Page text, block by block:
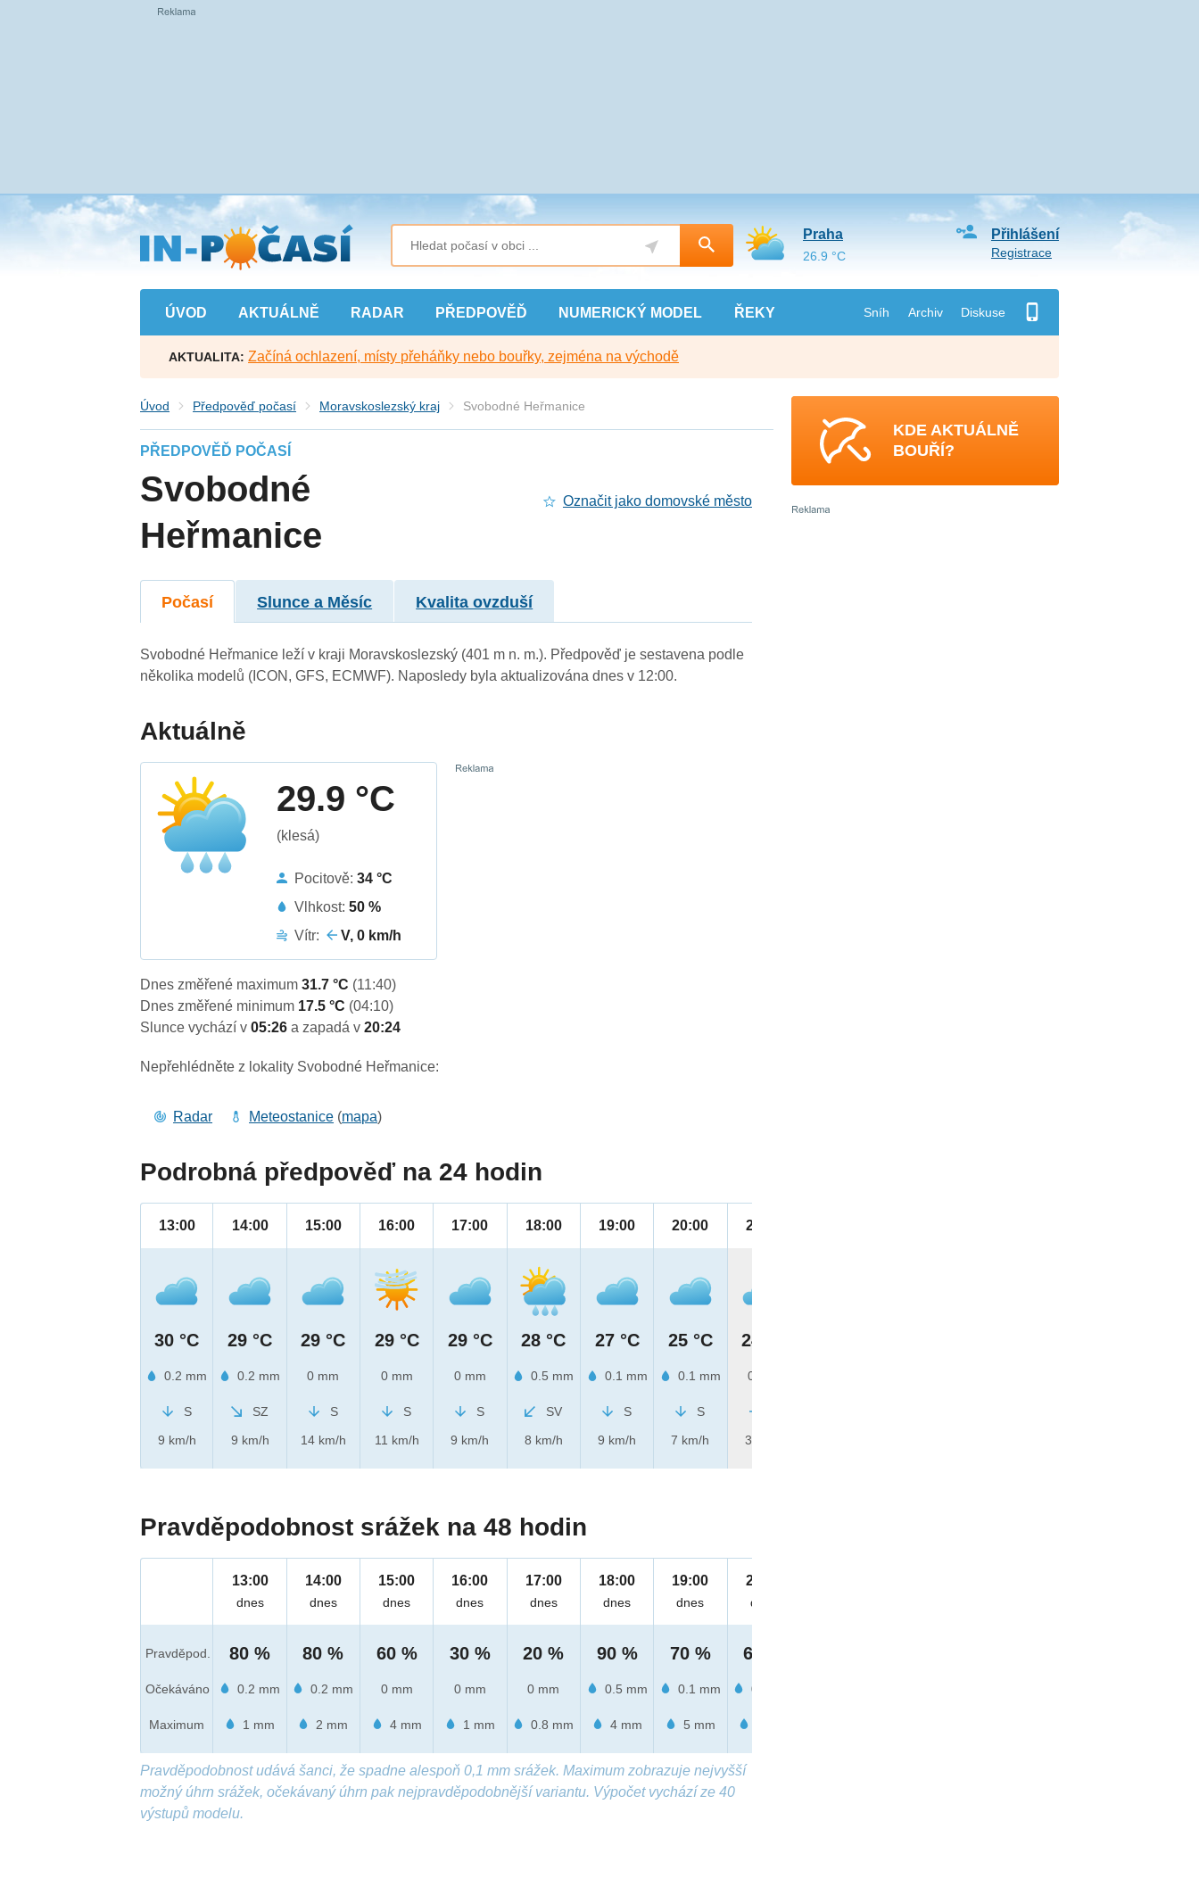
Přejít
na
hlavní
obsah
ÚVOD AKTUÁLNĚ RADAR PŘEDPOVĚĎ NUMERICKÝ MODEL ŘEKY Sníh Archiv Diskuse
Přihlášení
Registrace
Praha
26.9 °C
AKTUALITA: Začíná ochlazení, místy přeháňky nebo bouřky, zejména na východě
Úvod Předpověď počasí Moravskoslezský kraj Svobodné Heřmanice
PŘEDPOVĚĎ POČASÍ
Svobodné
Heřmanice
Označit jako domovské město
Počasí Slunce a Měsíc Kvalita ovzduší
Svobodné Heřmanice leží v kraji Moravskoslezský (401 m n. m.). Předpověď je sestavena podle
několika modelů (ICON, GFS, ECMWF). Naposledy byla aktualizována dnes v 12:00.
Aktuálně
29.9 °C
(klesá)
Pocitově:34 °C
Vlhkost:50 %
Vítr:
V, 0 km/h
Dnes změřené maximum31.7 °C (11:40)
Dnes změřené minimum 17.5 °C (04:10)
Slunce vychází v05:26a zapadá v20:24
Nepřehlédněte z lokality Svobodné Heřmanice:
Radar Meteostanice (mapa)
Podrobná předpověď na 24 hodin
13:00
30 °C
0.2 mm
S
9 km/h
14:00
29 °C
0.2 mm
SZ
9 km/h
15:00
29 °C
0 mm
S
14 km/h
16:00
29 °C
0 mm
S
11 km/h
17:00
29 °C
0 mm
S
9 km/h
18:00
28 °C
0.5 mm
SV
8 km/h
19:00
27 °C
0.1 mm
S
9 km/h
20:00
25 °C
0.1 mm
S
7 km/h
21:00
24 °C
0 mm
3 km/h
Pravděpodobnost srážek na 48 hodin
Pravděpod.
Očekáváno
Maximum
13:00
dnes
80 %
0.2 mm
1 mm
14:00
dnes
80 %
0.2 mm
2 mm
15:00
dnes
60 %
0 mm
4 mm
16:00
dnes
30 %
0 mm
1 mm
17:00
dnes
20 %
0 mm
0.8 mm
18:00
dnes
90 %
0.5 mm
4 mm
19:00
dnes
70 %
0.1 mm
5 mm
20:00
dnes
60 %
0.1 mm
Pravděpodobnost udává šanci, že spadne alespoň 0,1 mm srážek. Maximum zobrazuje nejvyšší
možný úhrn srážek, očekávaný úhrn pak nejpravděpodobnější variantu. Výpočet vychází ze 40
výstupů modelu.
KDE AKTUÁLNĚ
BOUŘÍ?